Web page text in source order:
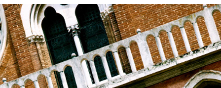
Salta al
contenuto
principale